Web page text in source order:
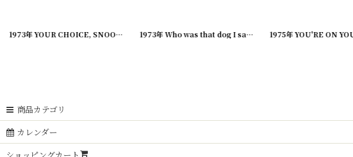
[20221220-15] [20221220-14]
1973年 YOUR CHOICE, SNOOPY PEANUTS スヌーピー ビンテージコミック [20221220-21 ]
1973年 Who was that dog I saw you with,Charlie Brown? SNOOPY PEANUTS スヌーピー ビンテージコミック
商品カテゴリ
カレンダー
ショッピングカート